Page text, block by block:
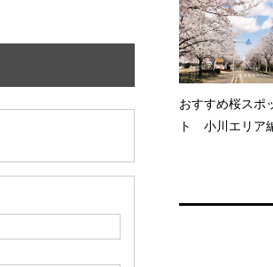
おすすめ桜スポ
ト 小川エリア